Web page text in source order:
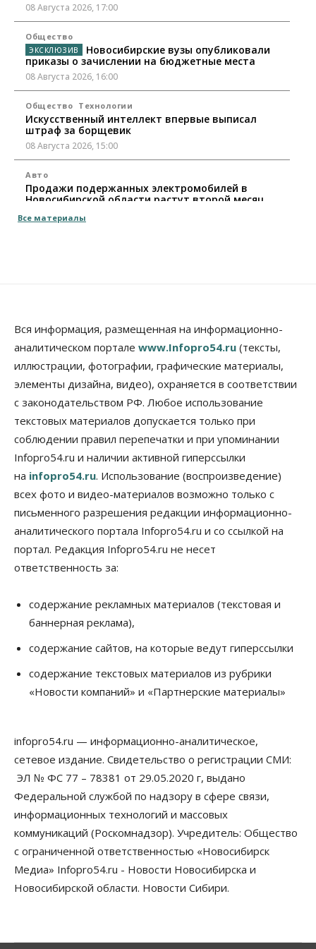
08 Августа 2026, 17:00
Общество
Новосибирские вузы опубликовали
приказы о зачислении на бюджетные места
08 Августа 2026, 16:00
Общество Технологии
Искусственный интеллект впервые выписал
штраф за борщевик
08 Августа 2026, 15:00
Авто
Продажи подержанных электромобилей в
Новосибирской области растут второй месяц
08 Августа 2026, 13:00
Бизнес
Союз продавцов маркетплейсов
обратился в правительство РФ из-за атак на WB
08 Августа 2026, 10:00
Общество
Новосибирцы будут получать квитанции за ЖКУ
по-новому
08 Августа 2026, 09:00
Бизнес
В Новосибирской области резко
сократился грузооборот в автоперевозках
07 Августа 2026, 19:00
Общество
В Новосибирске прошёл митинг
против нового закона о памятниках
07 Августа 2026, 18:00
Бизнес
В аэропорту Толмачёво завершены работы по
бетонированию рулежных дорожек
Бизнес Недвижимость Общество
Новосибирцы стали реже оформлять
дома по упрощенной схеме
Власть Общество Право&Порядок
Роспотребнадзор изъял почти полторы тонны
мяса в Новосибирской области
07 Августа 2026, 15:00
Финансы
Расходы новосибирцев на спорт выросли на 40%
за полгода
07 Августа 2026, 14:35
Сибирские аграрии увеличивают посевы горчицы
07 Августа 2026, 14:00
В Новосибирске многодетным семьям вручили
Все материалы
Вся информация, размещенная на информационно-
аналитическом портале www.Infopro54.ru (тексты,
иллюстрации, фотографии, графические материалы,
элементы дизайна, видео), охраняется в соответствии
с законодательством РФ. Любое использование
текстовых материалов допускается только при
соблюдении правил перепечатки и при упоминании
Infopro54.ru и наличии активной гиперссылки
на infopro54.ru. Использование (воспроизведение)
всех фото и видео-материалов возможно только с
письменного разрешения редакции информационно-
аналитического портала Infopro54.ru и со ссылкой на
портал. Редакция Infopro54.ru не несет
ответственность за:
содержание рекламных материалов (текстовая и
баннерная реклама),
содержание сайтов, на которые ведут гиперссылки
содержание текстовых материалов из рубрики
«Новости компаний» и «Партнерские материалы»
infopro54.ru — информационно-аналитическое,
сетевое издание. Свидетельство о регистрации СМИ:
ЭЛ № ФС 77 – 78381 от 29.05.2020 г, выдано
Федеральной службой по надзору в сфере связи,
информационных технологий и массовых
коммуникаций (Роскомнадзор). Учредитель: Общество
с ограниченной ответственностью «Новосибирск
Медиа» Infopro54.ru - Новости Новосибирска и
Новосибирской области. Новости Сибири.